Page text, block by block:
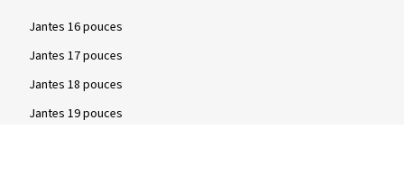
Jantes 16 pouces
Jantes 17 pouces
Jantes 18 pouces
Jantes 19 pouces